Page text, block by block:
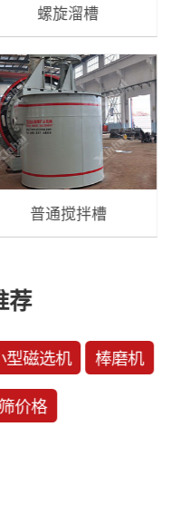
螺旋溜槽
普通搅拌槽
荐
型磁选机 棒磨机
价格